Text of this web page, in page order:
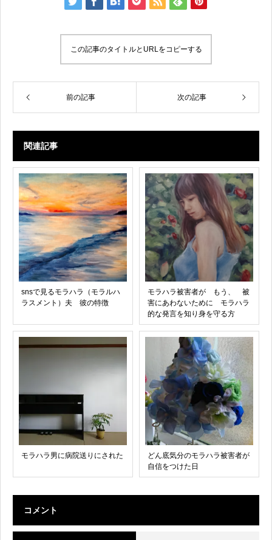
この記事のタイトルとURLをコピーする
前の記事 次の記事
関連記事
snsで見るモラハラ（モラルハ
ラスメント）夫 彼の特徴
モラハラ被害者が もう、 被
害にあわないために モラハラ
的な発言を知り身を守る方
モラハラ男に病院送りにされた
どん底気分のモラハラ被害者が
自信をつけた日
コメント